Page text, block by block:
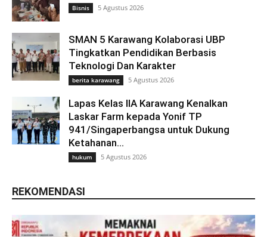
Bisnis 5 Agustus 2026
SMAN 5 Karawang Kolaborasi UBP
Tingkatkan Pendidikan Berbasis
Teknologi Dan Karakter
berita karawang 5 Agustus 2026
Lapas Kelas IIA Karawang Kenalkan
Laskar Farm kepada Yonif TP
941/Singaperbangsa untuk Dukung
Ketahanan...
hukum 5 Agustus 2026
REKOMENDASI